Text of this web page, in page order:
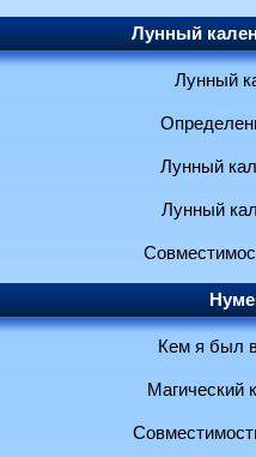
Лунный
Лунный
Лунный
Лунный
Кем я был
Магический